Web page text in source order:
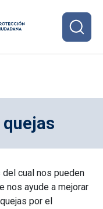
cual nos pueden
nos ayude a mejorar
por el